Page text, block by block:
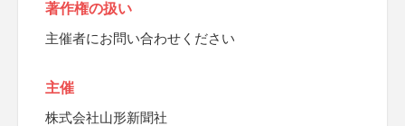
著作権の扱い
主催者にお問い合わせください
主催
株式会社山形新聞社